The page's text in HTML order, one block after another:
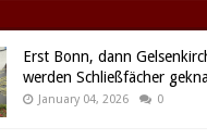
Erst Bonn, dann
werden Schließfächer
January 04, 2026 0